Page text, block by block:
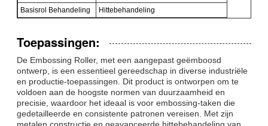
Basisrol Behandeling
Hittebehandeling
Toepassingen:
De Embossing Roller, met een aangepast geëmboosd
ontwerp, is een essentieel gereedschap in diverse industriële
en productie-toepassingen. Dit product is ontworpen om te
voldoen aan de hoogste normen van duurzaamheid en
precisie, waardoor het ideaal is voor embossing-taken die
gedetailleerde en consistente patronen vereisen. Met zijn